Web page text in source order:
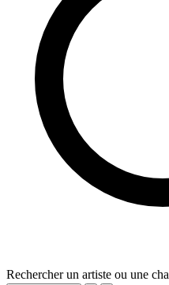
Rechercher un artiste ou une